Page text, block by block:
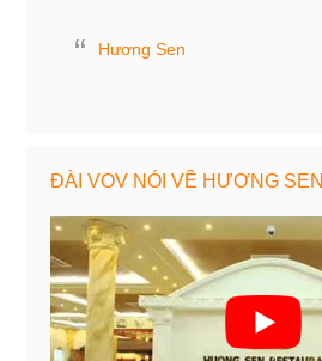
Hương Sen
ĐÀI VOV NÓI VỀ HƯƠNG SEN